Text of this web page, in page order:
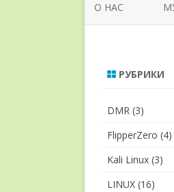
О НАС
РУБРИКИ
DMR (3)
FlipperZero (4)
Kali Linux (3)
LINUX (16)